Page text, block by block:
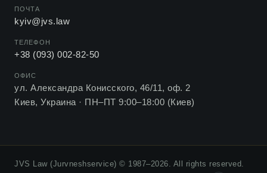
Конференции по европейскому международному
частному праву в Берлине
Гаагские принципы выбора права: что они дают
договору с украинской стороной
О проекте конвенции об исполнении решений,
принятых в процессе медиации
продажи
ПОЧТА
kyiv@jvs.law
ТЕЛЕФОН
+38 (093) 002-82-50
ОФИС
ул. Александра Конисского, 46/11, оф. 2
Киев, Украина · ПН–ПТ 9:00–18:00 (Киев)
JVS Law (Jurvneshservice) © 1987–2026. All rights reserved.